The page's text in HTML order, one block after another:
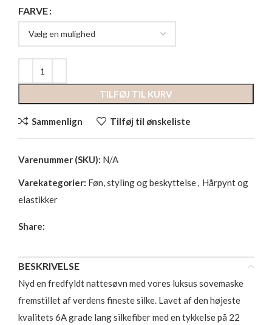
FARVE
TILFØJ TIL KURV
Sammenlign Tilføj til ønskeliste
Varenummer (SKU): N/A
Varekategorier: Føn, styling og beskyttelse, Hårpynt og
elastikker
Share:
BESKRIVELSE
Nyd en fredfyldt nattesøvn med vores luksus sovemaske
fremstillet af verdens fineste silke. Lavet af den højeste
kvalitets 6A grade lang silkefiber med en tykkelse på 22